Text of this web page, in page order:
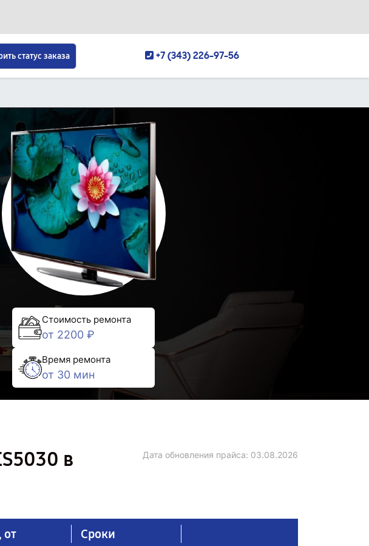
статус заказа +7 (343) 226-97-56
Стоимость ремонта
от 2200 ₽
Время ремонта
от 30 мин
в
Дата обновления прайса: 03.08.2026
от Сроки